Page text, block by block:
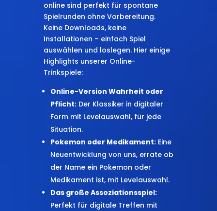
online sind perfekt für spontane
Spielrunden ohne Vorbereitung.
Keine Downloads, keine
Installationen – einfach Spiel
auswählen und loslegen. Hier einige
Highlights unserer Online-
Trinkspiele:
Online-Version Wahrheit oder
Pflicht:Der Klassiker in digitaler
Form mit Levelauswahl, für jede
Situation.
Pokemon oder Medikament:Eine
Neuentwicklung von uns, errate ob
der Name ein Pokemon oder
Medikament ist, mit Levelauswahl.
Das große Assoziationsspiel:
Perfekt für digitale Treffen mit